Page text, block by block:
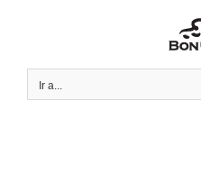
Ir a...